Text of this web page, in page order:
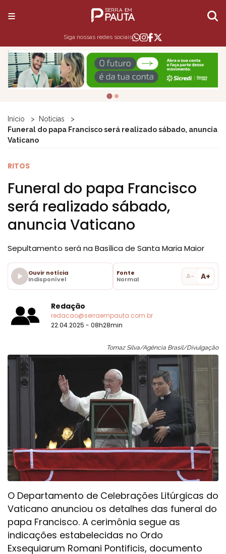
Siga nossas redes sociais
Início
Notícias
Funeral do papa Francisco será realizado sábado, anuncia
Vaticano
RITOS
Funeral do papa Francisco
será realizado sábado,
anuncia Vaticano
Sepultamento será na Basílica de Santa Maria Maior
Ouvir notícia
Indisponível
Fonte
Normal
A- A+
Redação
redacao@serraempauta.com.br
22.04.2025 - 08h28min
Tomaz Silva/Agência Brasil/Divulgação
O Departamento de Celebrações Litúrgicas do
Vaticano anunciou os detalhes das funeral do
papa Francisco. A cerimônia segue as
indicações estabelecidas no Ordo
Exsequiarum Romani Pontificis, documento